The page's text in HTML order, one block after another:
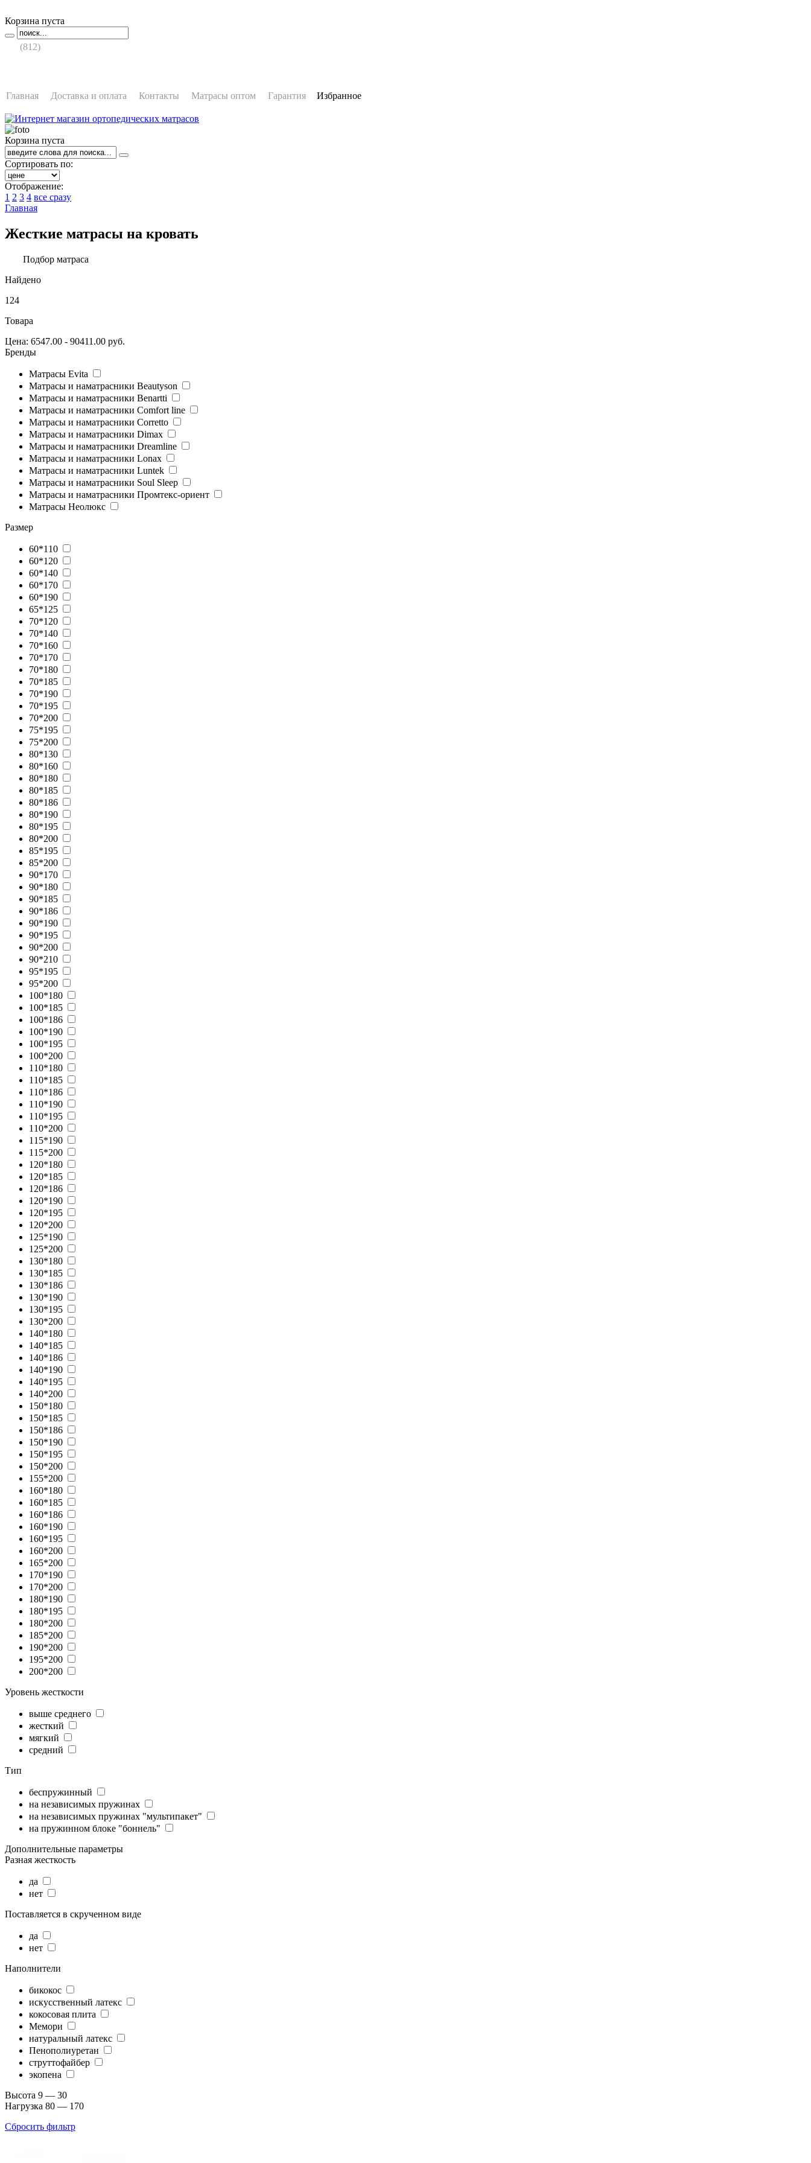
Корзина пуста
(812)
Главная Доставка и оплата Контакты Матрасы оптом Гарантия Избранное
Корзина пуста
Сортировать по:
Отображение:
1 2 3 4 все сразу
Главная
Жесткие матрасы на кровать
Подбор матраса
Найдено
124
Товара
Цена: 6547.00 - 90411.00 руб.
Бренды
Матрасы Evita
Матрасы и наматрасники Beautyson
Матрасы и наматрасники Benartti
Матрасы и наматрасники Comfort line
Матрасы и наматрасники Corretto
Матрасы и наматрасники Dimax
Матрасы и наматрасники Dreamline
Матрасы и наматрасники Lonax
Матрасы и наматрасники Luntek
Матрасы и наматрасники Soul Sleep
Матрасы и наматрасники Промтекс-ориент
Матрасы Неолюкс
Размер
60*110
60*120
60*140
60*170
60*190
65*125
70*120
70*140
70*160
70*170
70*180
70*185
70*190
70*195
70*200
75*195
75*200
80*130
80*160
80*180
80*185
80*186
80*190
80*195
80*200
85*195
85*200
90*170
90*180
90*185
90*186
90*190
90*195
90*200
90*210
95*195
95*200
100*180
100*185
100*186
100*190
100*195
100*200
110*180
110*185
110*186
110*190
110*195
110*200
115*190
115*200
120*180
120*185
120*186
120*190
120*195
120*200
125*190
125*200
130*180
130*185
130*186
130*190
130*195
130*200
140*180
140*185
140*186
140*190
140*195
140*200
150*180
150*185
150*186
150*190
150*195
150*200
155*200
160*180
160*185
160*186
160*190
160*195
160*200
165*200
170*190
170*200
180*190
180*195
180*200
185*200
190*200
195*200
200*200
Уровень жесткости
выше среднего
жесткий
мягкий
средний
Тип
беспружинный
на независимых пружинах
на независимых пружинах "мультипакет"
на пружинном блоке "боннель"
Дополнительные параметры
Разная жесткость
да
нет
Поставляется в скрученном виде
да
нет
Наполнители
бикокос
искусственный латекс
кокосовая плита
Мемори
натуральный латекс
Пенополиуретан
струттофайбер
экопена
Высота 9 — 30
Нагрузка 80 — 170
Сбросить фильтр